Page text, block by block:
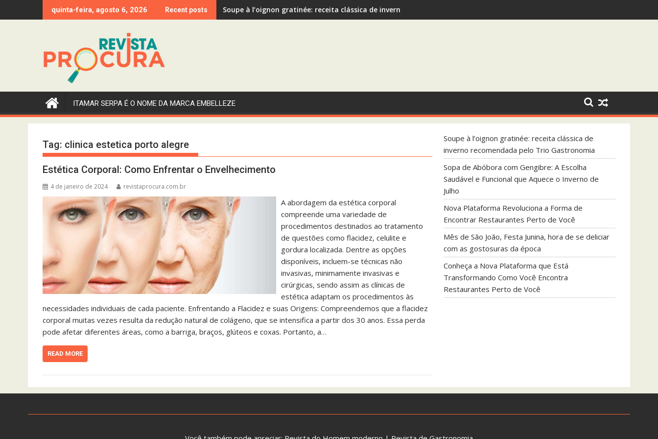
to
quinta-feira, agosto 6, 2026 Recent posts Soupe à l’oignon gratinée: receita clássica de inverno recomendada pelo Trio Gastronomia
Sopa de Abóbora com Gengibre: A Escolha Saudável e Funcional que Aquece o Inverno de Julho
ITAMAR SERPA É O NOME DA MARCA EMBELLEZE
Tag: clinica estetica porto alegre
Estética Corporal: Como Enfrentar o Envelhecimento
4 de janeiro de 2024 revistaprocura.com.br
A abordagem da estética corporal
compreende uma variedade de
procedimentos destinados ao tratamento
de questões como flacidez, celulite e
gordura localizada. Dentre as opções
disponíveis, incluem-se técnicas não
invasivas, minimamente invasivas e
cirúrgicas, sendo assim as clínicas de
estética adaptam os procedimentos às
necessidades individuais de cada paciente. Enfrentando a Flacidez e suas Origens: Compreendemos que a flacidez
corporal muitas vezes resulta da redução natural de colágeno, que se intensifica a partir dos 30 anos. Essa perda
pode afetar diferentes áreas, como a barriga, braços, glúteos e coxas. Portanto, a…
READ MORE
Soupe à l’oignon gratinée: receita clássica de
inverno recomendada pelo Trio Gastronomia
Sopa de Abóbora com Gengibre: A Escolha
Saudável e Funcional que Aquece o Inverno de
Julho
Nova Plataforma Revoluciona a Forma de
Encontrar Restaurantes Perto de Você
Mês de São João, Festa Junina, hora de se deliciar
com as gostosuras da época
Conheça a Nova Plataforma que Está
Transformando Como Você Encontra
Restaurantes Perto de Você